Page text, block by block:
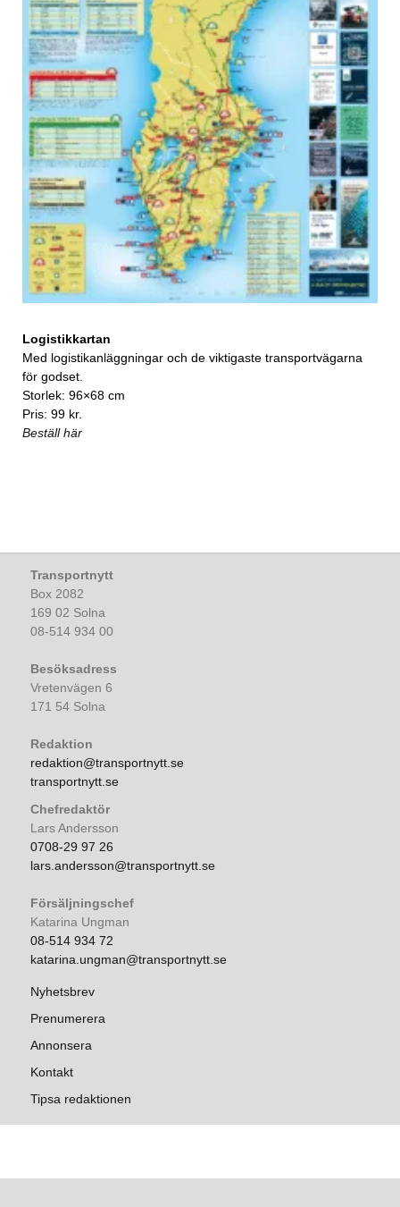
Logistikkartan
Med logistikanläggningar och de viktigaste transportvägarna
för godset.
Storlek: 96×68 cm
Pris: 99 kr.
Beställ här
Transportnytt
Box 2082
169 02 Solna
08-514 934 00
Besöksadress
Vretenvägen 6
171 54 Solna
Redaktion
redaktion@transportnytt.se
transportnytt.se
Chefredaktör
Lars Andersson
0708-29 97 26
lars.andersson@transportnytt.se
Försäljningschef
Katarina Ungman
08-514 934 72
katarina.ungman@transportnytt.se
Nyhetsbrev
Prenumerera
Annonsera
Kontakt
Tipsa redaktionen